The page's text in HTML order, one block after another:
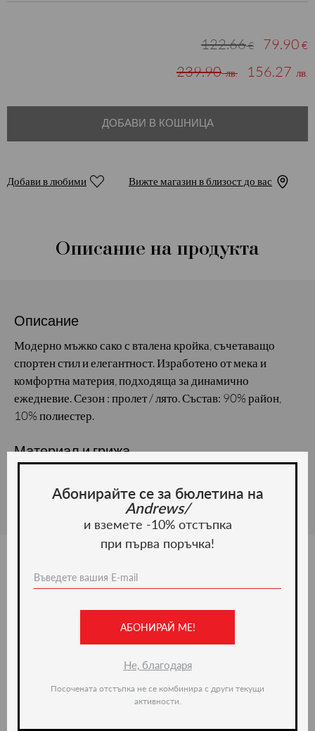
122.66€ 79.90 €
239.90лв. 156.27 лв.
ДОБАВИ В КОШНИЦА
Добави в любими Вижте магазин в близост до вас
Описание на продукта
Описание
Модерно мъжко сако с вталена кройка, съчетаващо
спортен стил и елегантност. Изработено от мека и
комфортна материя, подходяща за динамично
ежедневие. Сезон : пролет / лято. Състав: 90% район,
10% полиестер.
Материал и грижа
Ние препоръчваме
Абонирайте се за бюлетина на
Andrews/
и вземете -10% отстъпка
при първа поръчка!
АБОНИРАЙ МЕ!
Не, благодаря
Посочената отстъпка не се комбинира с други текущи
активности.